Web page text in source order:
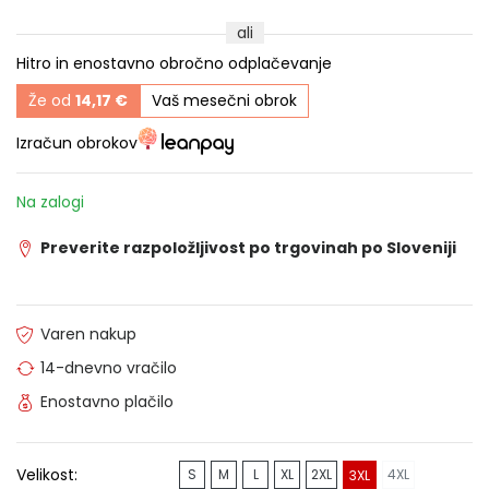
ali
Hitro in enostavno obročno odplačevanje
Že od 14,17 €
Vaš mesečni obrok
Izračun obrokov
Na zalogi
Preverite razpoložljivost po trgovinah po Sloveniji
Varen nakup
14-dnevno vračilo
Enostavno plačilo
Velikost: S M L XL 2XL 3XL 4XL